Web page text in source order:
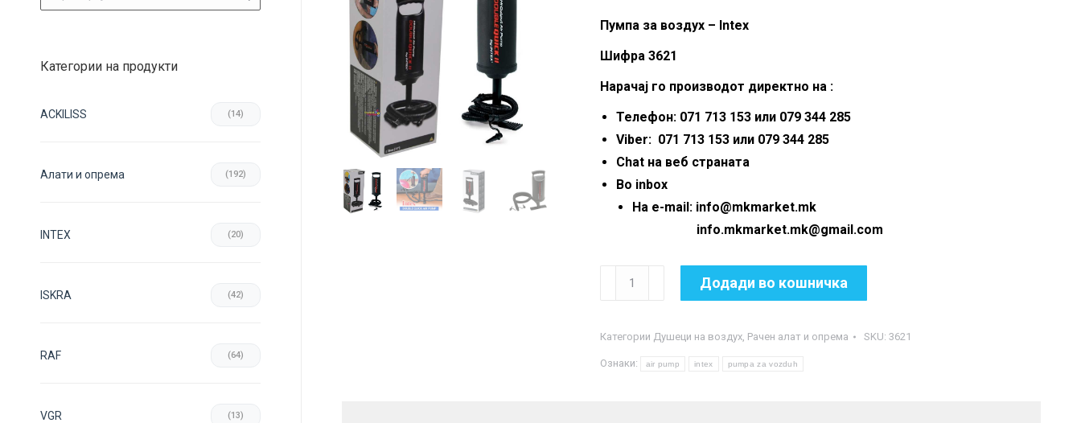
Пумпа за воздух – Intex
Шифра 3621
Нарачај го производот директно на :
Телефон: 071 713 153 или 079 344 285
Viber: 071 713 153 или 079 344 285
Chat на веб страната
Во inbox
На e-mail: info@mkmarket.mk
info.mkmarket.mk@gmail.com
Пумпа
-
Intex
Додади во кошничка
Категории Душеци на воздух, Рачен алат и опрема SKU: 3621
Ознаки: air pump intex pumpa za vozduh
Категории на продукти
ACKILISS (14)
Aлати и опрема (192)
INTEX (20)
ISKRA (42)
RAF (64)
VGR (13)